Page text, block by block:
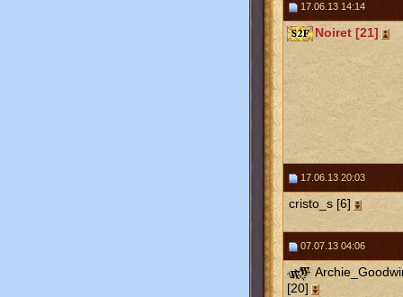
17.06.13 14:14
Noiret [21]
17.06.13 20:03
cristo_s [6]
07.07.13 04:06
[20]